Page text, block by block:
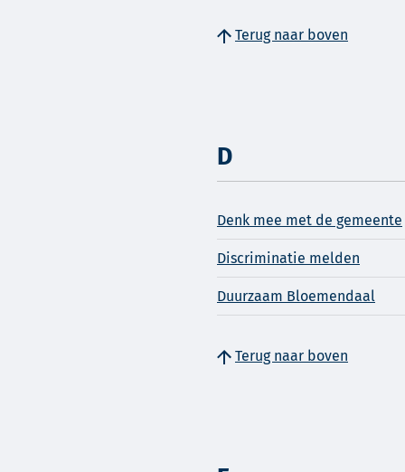
Terug naar boven
D
Denk mee met de gemeente
Discriminatie melden
Duurzaam Bloemendaal
Terug naar boven